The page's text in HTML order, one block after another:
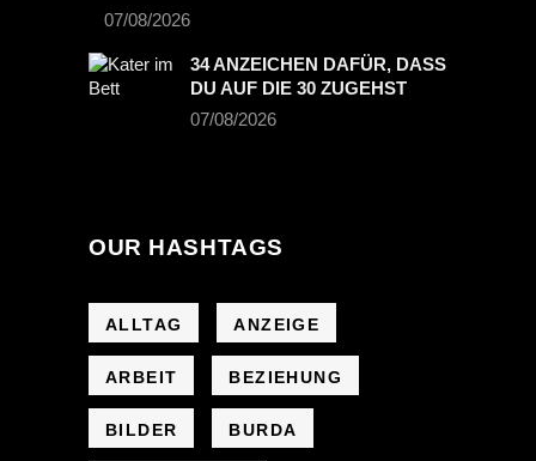
07/08/2026
34 ANZEICHEN DAFÜR, DASS
DU AUF DIE 30 ZUGEHST
07/08/2026
OUR HASHTAGS
ALLTAG ANZEIGE
ARBEIT BEZIEHUNG
BILDER BURDA